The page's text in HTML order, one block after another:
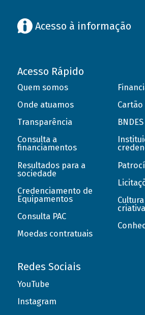
Acesso à informação
Acesso Rápido
Quem somos
Onde atuamos
Transparência
Consulta a
financiamentos
Resultados para a
sociedade
Credenciamento de
Equipamentos
Consulta PAC
Moedas contratuais
Cartão
criativa
Redes Sociais
YouTube
Instagram